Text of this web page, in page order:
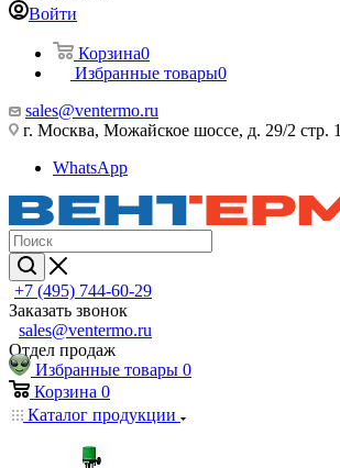
Войти
Корзина0
Избранные товары0
sales@ventermo.ru
г. Москва, Можайское шоссе, д. 29/2 стр. 1
WhatsApp
+7 (495) 744-60-29
Заказать звонок
sales@ventermo.ru
Отдел продаж
Избранные товары 0
Корзина 0
Каталог продукции